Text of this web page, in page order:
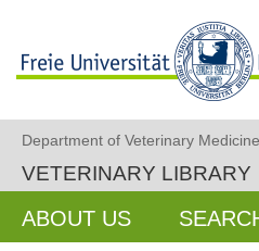
Department of Veterinary
VETERINARY LIBRARY
ABOUT US